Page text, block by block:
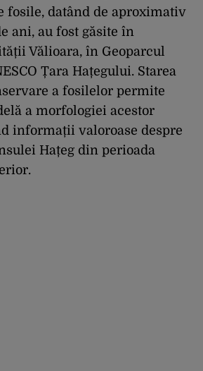
fosile, datând de aproximativ
ani, au fost găsite în
Vălioara, în Geoparcul
Țara Hațegului. Starea
a fosilelor permite
a morfologiei acestor
informații valoroase despre
Hațeg din perioada